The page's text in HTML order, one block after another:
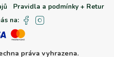
Pravidla a podmínky + Retur
na:
práva vyhrazena.